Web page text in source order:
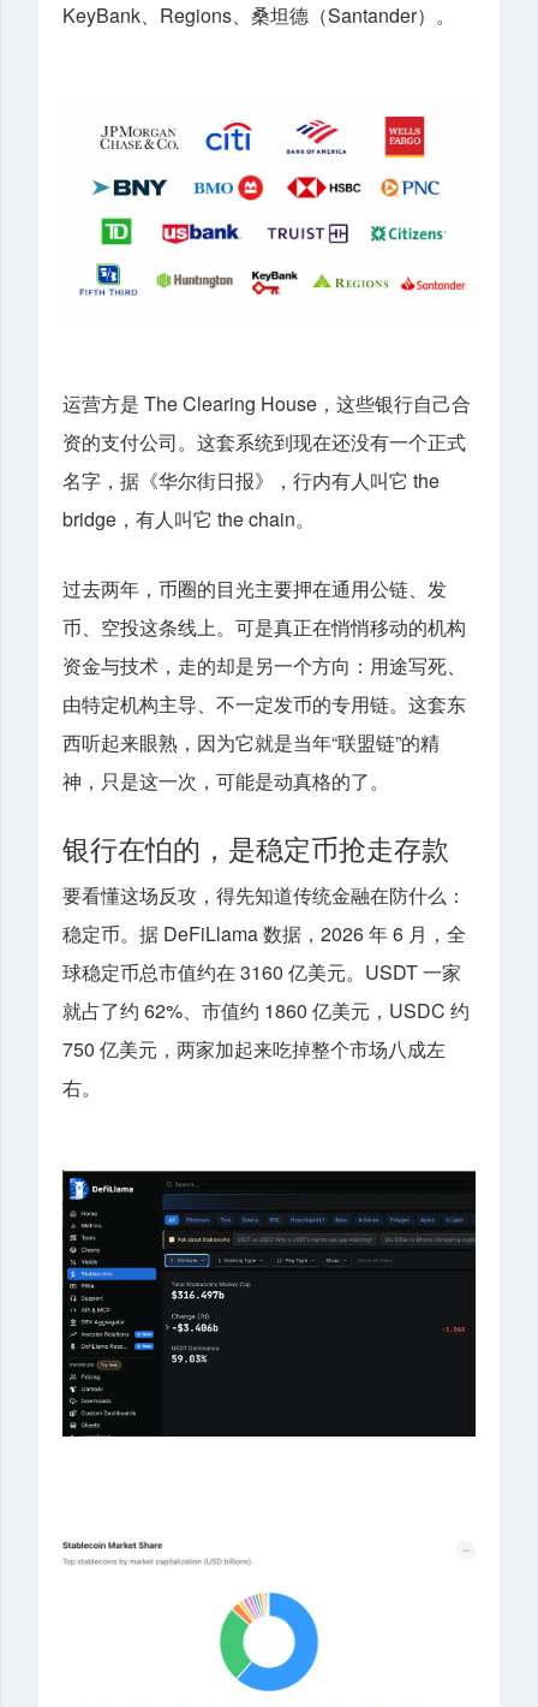
KeyBank、Regions、桑坦德（Santander）。
运营方是 The Clearing House，这些银行自己合
资的支付公司。这套系统到现在还没有一个正式
名字，据《华尔街日报》，行内有人叫它 the
bridge，有人叫它 the chain。
过去两年，币圈的目光主要押在通用公链、发
币、空投这条线上。可是真正在悄悄移动的机构
资金与技术，走的却是另一个方向：用途写死、
由特定机构主导、不一定发币的专用链。这套东
西听起来眼熟，因为它就是当年“联盟链”的精
神，只是这一次，可能是动真格的了。
银行在怕的，是稳定币抢走存款
要看懂这场反攻，得先知道传统金融在防什么：
稳定币。据 DeFiLlama 数据，2026 年 6 月，全
球稳定币总市值约在 3160 亿美元。USDT 一家
就占了约 62%、市值约 1860 亿美元，USDC 约
750 亿美元，两家加起来吃掉整个市场八成左
右。